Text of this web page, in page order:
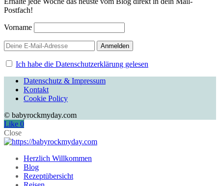
Postfach!
Vorname
Ich habe die Datenschutzerklärung gelesen
Datenschutz & Impressum
Kontakt
Cookie Policy
© babyrockmyday.com
Like 0
Close
Herzlich Willkommen
Blog
Rezeptübersicht